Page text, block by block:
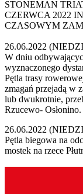
STONEMAN
CZERWCA 2022
CZASOWYM
26.06.2022
W dniu
wyznaczonego
Pętla trasy
zmagań przejadą w
lub dwukrotnie,
Rzucewo- Osłonino.
26.06.2022
Pętla biegowa na
mostek na rzece